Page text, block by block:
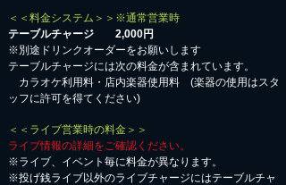
＜＜料金システム＞＞※通常営業時
テーブルチャージ 2,000円
※別途ドリンクオーダーをお願いします
テーブルチャージには次の料金が含まれています。
カラオケ利用料・店内楽器使用料 (楽器の使用はスタ
ッフに許可を得てください)
＜＜ライブ営業時の料金＞＞
ライブ情報の詳細をご確認ください。
※ライブ、イベント毎に料金が異なります。
※投げ銭ライブ以外のライブチャージにはテーブルチャ